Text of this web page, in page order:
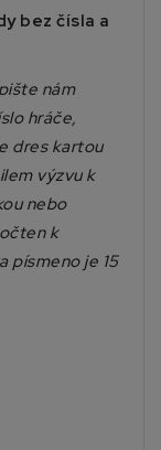
bez čísla a
nám
hráče,
dres kartou
výzvu k
nebo
k
písmeno je 15